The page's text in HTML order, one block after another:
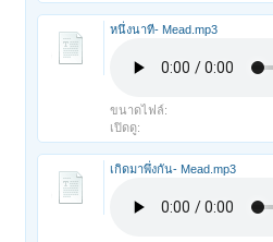
หนึ่งนาที- Mead.mp3
ขนาดไฟล์:
เปิดดู:
เกิดมาพึ่งกัน- Mead.mp3